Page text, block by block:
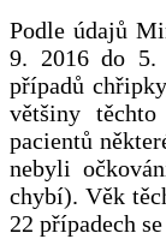
Podle údajů
9. 2016 do 5.
případů
většiny
pacientů
nebyli
chybí). Věk
22 případech